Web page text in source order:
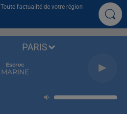
Toute l'actualité de votre région
Escroc
MARINE
PARIS